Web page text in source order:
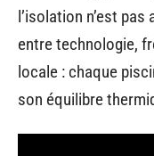
l’isolation n’est
entre technologie,
locale : chaque
son équilibre